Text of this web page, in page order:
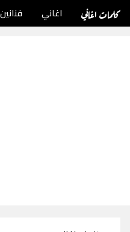
كلمات اغاني اغاني فنانين